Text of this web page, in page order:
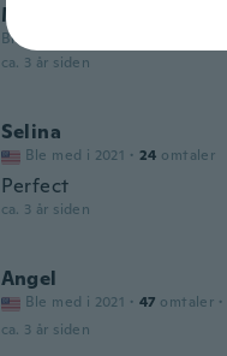
Margaret
Ble med i 2020
ca. 3 år siden
Selina
Ble med i 2021 · 24 omtaler
Perfect
ca. 3 år siden
Angel
Ble med i 2021 · 47 omtaler ·
ca. 3 år siden